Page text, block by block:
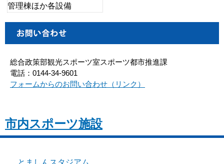
管理棟ほか各設備
総合政策部観光スポーツ室スポーツ都市推進課
電話：0144-34-9601
フォームからのお問い合わせ（リンク）
市内スポーツ施設
とましんスタジアム